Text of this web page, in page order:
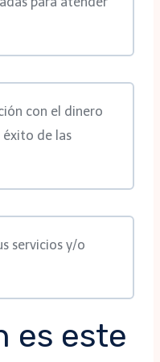
con el dinero
de las
servicios y/o
es este